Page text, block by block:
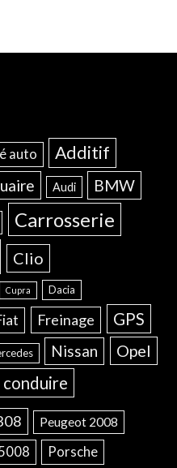
auto Additif
Audi BMW
Carrosserie
Clio
Cupra Dacia
Freinage GPS
Nissan Opel
conduire
Peugeot 2008
Porsche